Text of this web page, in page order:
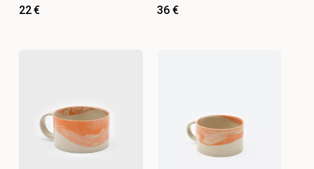
22€ 36 €